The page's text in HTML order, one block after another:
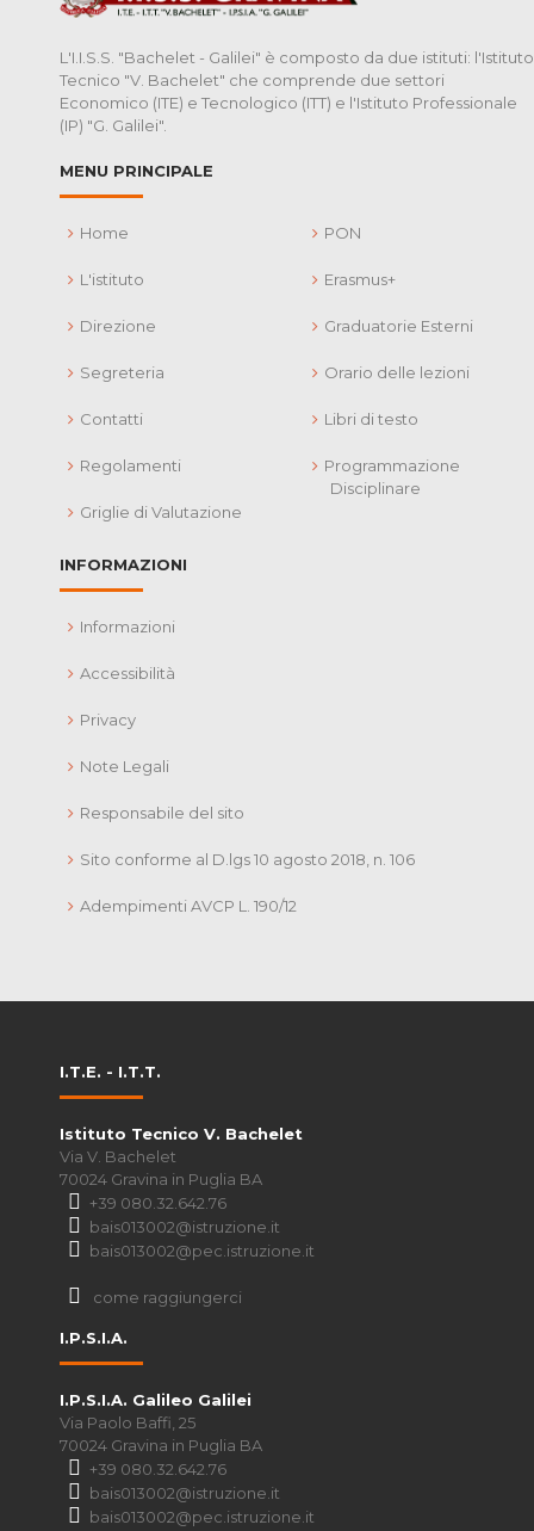
L'I.I.S.S. "Bachelet - Galilei" è composto da due istituti: l'Istituto
Tecnico "V. Bachelet" che comprende due settori
Economico (ITE) e Tecnologico (ITT) e l'Istituto Professionale
(IP) "G. Galilei".
MENU PRINCIPALE
Home
L'istituto
Direzione
Segreteria
Contatti
Regolamenti
Griglie di Valutazione
PON
Erasmus+
Graduatorie Esterni
Orario delle lezioni
Libri di testo
Programmazione
Disciplinare
INFORMAZIONI
Informazioni
Accessibilità
Privacy
Note Legali
Responsabile del sito
Sito conforme al D.lgs 10 agosto 2018, n. 106
Adempimenti AVCP L. 190/12
I.T.E. - I.T.T.
Istituto Tecnico V. Bachelet
Via V. Bachelet
70024 Gravina in Puglia BA
+39 080.32.642.76
bais013002@istruzione.it
bais013002@pec.istruzione.it
come raggiungerci
I.P.S.I.A.
I.P.S.I.A. Galileo Galilei
Via Paolo Baffi, 25
70024 Gravina in Puglia BA
+39 080.32.642.76
bais013002@istruzione.it
bais013002@pec.istruzione.it